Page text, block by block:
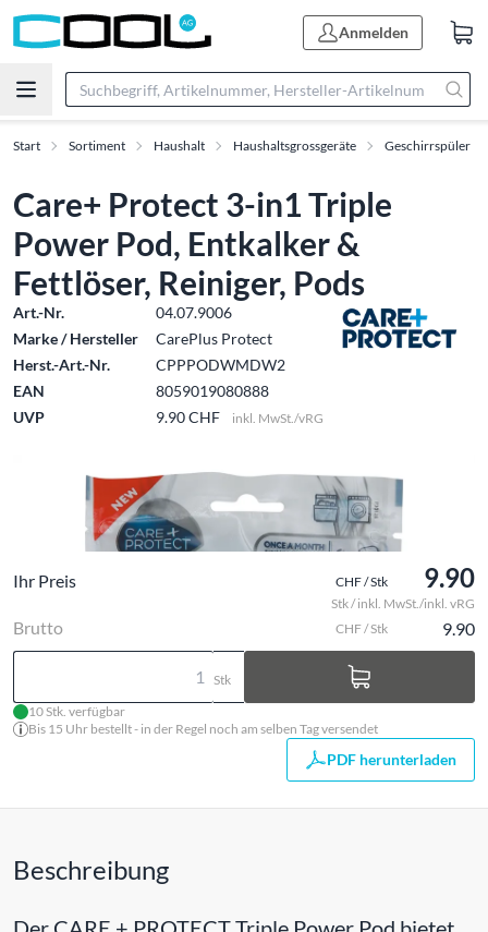
Anmelden
Start Sortiment Haushalt Haushaltsgrossgeräte Geschirrspüler
Care+ Protect 3-in1 Triple
Power Pod, Entkalker &
Fettlöser, Reiniger, Pods
Art.-Nr.
04.07.9006
Marke / Hersteller
CarePlus Protect
Herst.-Art.-Nr.
CPPPODWMDW2
EAN
8059019080888
UVP
9.90 CHF inkl. MwSt./vRG
Ihr Preis CHF / Stk 9.90
Stk / inkl. MwSt./inkl. vRG
Brutto CHF / Stk 9.90
Stk
10 Stk. verfügbar
Bis 15 Uhr bestellt - in der Regel noch am selben Tag versendet
PDF herunterladen
Beschreibung